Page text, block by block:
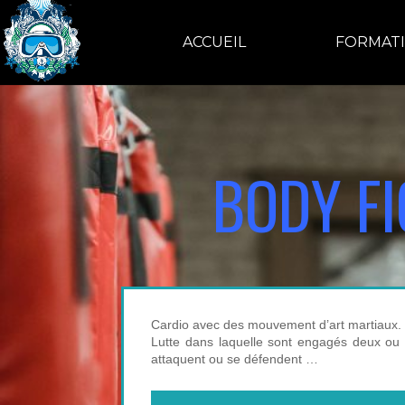
ACCUEIL
BODY
Cardio avec des mouvement d’art martiaux.
Lutte dans laquelle sont engagés deux
attaquent ou se défendent …